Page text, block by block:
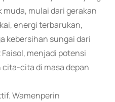
mulai dari gerakan
energi terbarukan,
kebersihan sungai dari
menjadi potensi
cita di masa depan
Wamenperin